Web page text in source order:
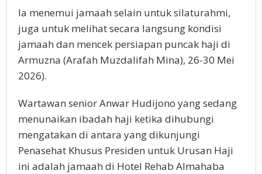
Ia menemui jamaah selain untuk silaturahmi,
juga untuk melihat secara langsung kondisi
jamaah dan mencek persiapan puncak haji di
Armuzna (Arafah Muzdalifah Mina), 26-30 Mei
2026).
Wartawan senior Anwar Hudijono yang sedang
menunaikan ibadah haji ketika dihubungi
mengatakan di antara yang dikunjungi
Penasehat Khusus Presiden untuk Urusan Haji
ini adalah jamaah di Hotel Rehab Almahaba